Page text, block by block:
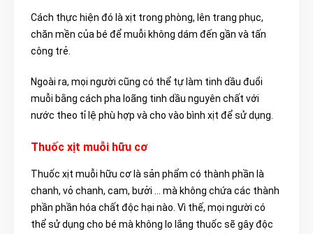
Cách thực hiện đó là xịt trong phòng, lên trang phục,
chăn mền của bé để muỗi không dám đến gần và tấn
công trẻ.
Ngoài ra, mọi người cũng có thể tự làm tinh dầu đuổi
muỗi bằng cách pha loãng tinh dầu nguyên chất với
nước theo tỉ lệ phù hợp và cho vào bình xịt để sử dụng.
Thuốc xịt muỗi hữu cơ
Thuốc xịt muỗi hữu cơ là sản phẩm có thành phần là
chanh, vỏ chanh, cam, bưởi … mà không chứa các thành
phần phần hóa chất độc hại nào. Vì thế, mọi người có
thể sử dụng cho bé mà không lo lắng thuốc sẽ gây độc